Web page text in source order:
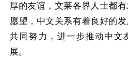
厚的友谊，文莱各界人士都
愿望，中文关系有着良好的
共同努力，进一步推动中文
展。